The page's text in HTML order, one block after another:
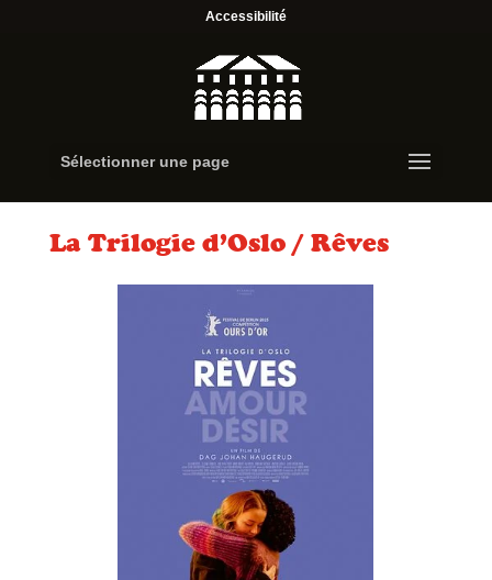
Accessibilité
Sélectionner une page
La Trilogie d’Oslo / Rêves